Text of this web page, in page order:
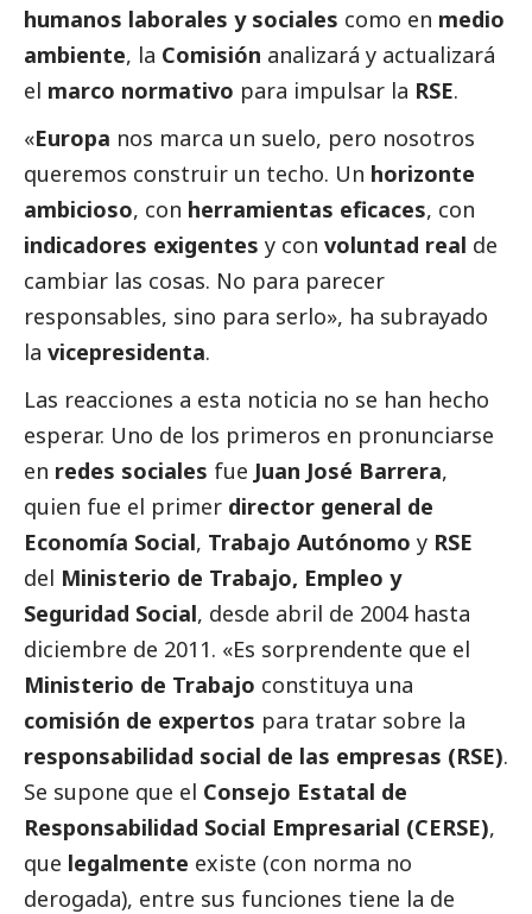
humanos laborales y sociales como en medio
ambiente, la Comisión analizará y actualizará
el marco normativo para impulsar la RSE.
«Europa nos marca un suelo, pero nosotros
queremos construir un techo. Un horizonte
ambicioso, con herramientas eficaces, con
indicadores exigentes y con voluntad real de
cambiar las cosas. No para parecer
responsables, sino para serlo», ha subrayado
la vicepresidenta.
Las reacciones a esta noticia no se han hecho
esperar. Uno de los primeros en pronunciarse
en redes sociales fue Juan José Barrera,
quien fue el primer director general de
Economía Social, Trabajo Autónomo y RSE
del Ministerio de Trabajo, Empleo y
Seguridad Social, desde abril de 2004 hasta
diciembre de 2011. «Es sorprendente que el
Ministerio de Trabajo constituya una
comisión de expertos para tratar sobre la
responsabilidad social de las empresas (RSE).
Se supone que el Consejo Estatal de
Responsabilidad Social Empresarial (CERSE),
que legalmente existe (con norma no
derogada), entre sus funciones tiene la de